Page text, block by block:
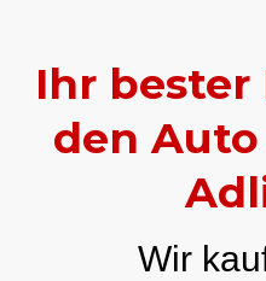
Ihr
den
Wir